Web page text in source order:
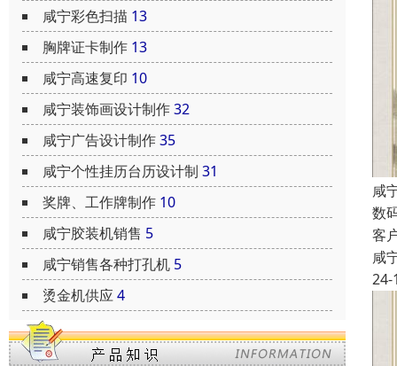
咸宁彩色扫描 13
胸牌证卡制作 13
咸宁高速复印 10
咸宁装饰画设计制作32
咸宁广告设计制作35
咸宁个性挂历台历设计制 31
奖牌、工作牌制作 10
咸宁胶装机销售 5
咸宁销售各种打孔机 5
烫金机供应4
咸
数
客
咸
24-